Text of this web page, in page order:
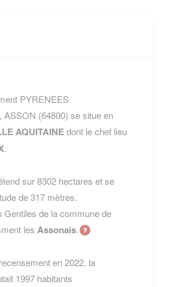
PYRENEES
ASSON (64800) se situe en
AQUITAINEdont le chef lieu
.
sur 8302 hectares et se
de 317 mètres.
Gentiles de la commune de
les Assonais.
en 2022, la
1997 habitants